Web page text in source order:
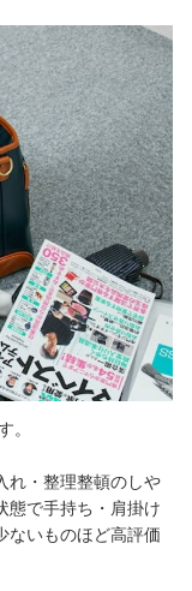
。
れ・整理整頓のしや
態で手持ち・肩掛け
ないものほど高評価